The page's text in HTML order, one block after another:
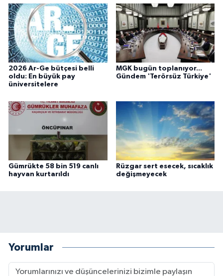
2026 Ar-Ge bütçesi belli
oldu: En büyük pay
üniversitelere
MGK bugün toplanıyor...
Gündem 'Terörsüz Türkiye'
Gümrükte 58 bin 519 canlı
hayvan kurtarıldı
Rüzgar sert esecek, sıcaklık
değişmeyecek
Yorumlar